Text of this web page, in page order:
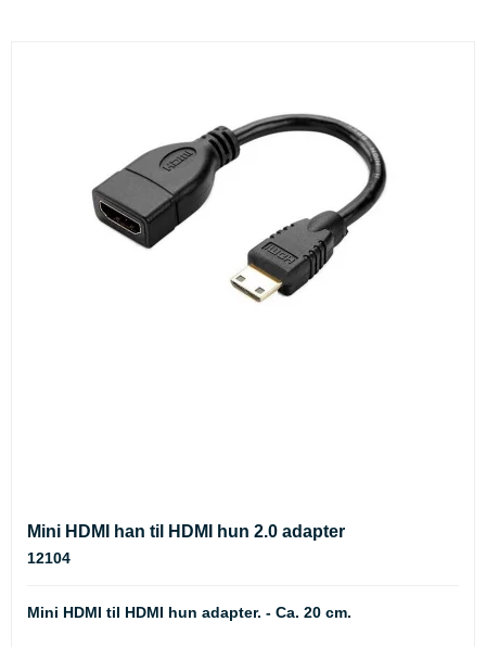
Mini HDMI han til HDMI hun 2.0 adapter
12104
Mini HDMI til HDMI hun adapter. - Ca. 20 cm.